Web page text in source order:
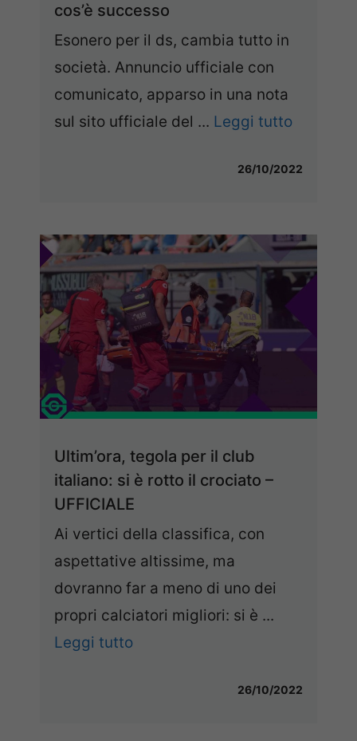
cos’è successo
Esonero per il ds, cambia tutto in
società. Annuncio ufficiale con
comunicato, apparso in una nota
sul sito ufficiale del ... Leggi tutto
26/10/2022
Ultim’ora, tegola per il club
italiano: si è rotto il crociato –
UFFICIALE
Ai vertici della classifica, con
aspettative altissime, ma
dovranno far a meno di uno dei
propri calciatori migliori: si è ...
Leggi tutto
26/10/2022